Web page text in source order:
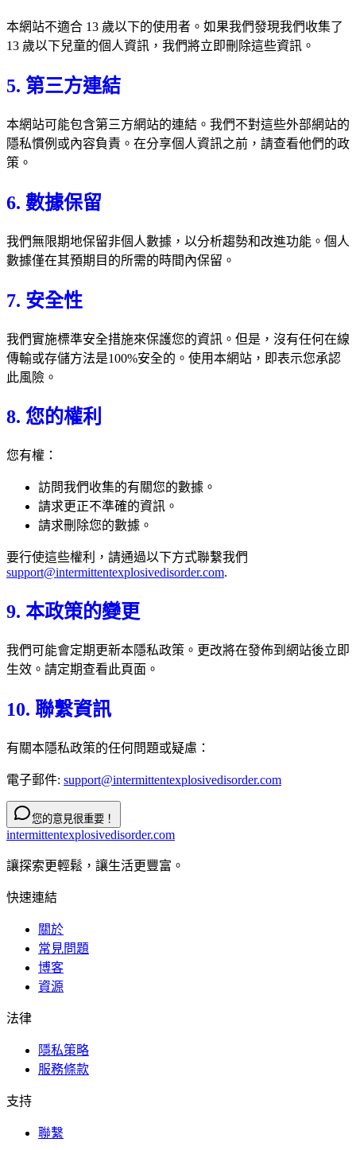
本網站不適合 13 歲以下的使用者。如果我們發現我們收集了
13 歲以下兒童的個人資訊，我們將立即刪除這些資訊。
5. 第三方連結
本網站可能包含第三方網站的連結。我們不對這些外部網站的
隱私慣例或內容負責。在分享個人資訊之前，請查看他們的政
策。
6. 數據保留
我們無限期地保留非個人數據，以分析趨勢和改進功能。個人
數據僅在其預期目的所需的時間內保留。
7. 安全性
我們實施標準安全措施來保護您的資訊。但是，沒有任何在線
傳輸或存儲方法是100%安全的。使用本網站，即表示您承認
此風險。
8. 您的權利
您有權：
訪問我們收集的有關您的數據。
請求更正不準確的資訊。
請求刪除您的數據。
要行使這些權利，請通過以下方式聯繫我們
support@intermittentexplosivedisorder.com.
9. 本政策的變更
我們可能會定期更新本隱私政策。更改將在發佈到網站後立即
生效。請定期查看此頁面。
10. 聯繫資訊
有關本隱私政策的任何問題或疑慮：
電子郵件: support@intermittentexplosivedisorder.com
您的意見很重要！
intermittentexplosivedisorder.com
讓探索更輕鬆，讓生活更豐富。
快速連結
關於
常見問題
博客
資源
法律
隱私策略
服務條款
支持
聯繫